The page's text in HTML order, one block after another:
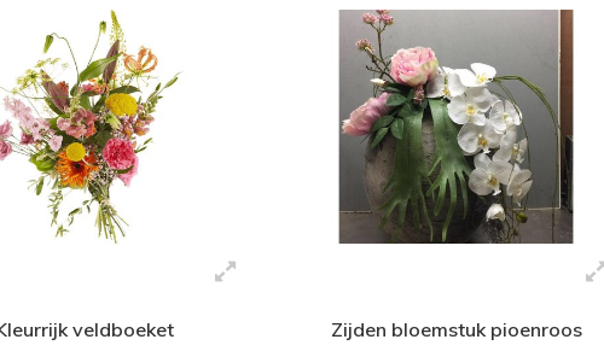
veldboeket Zijden bloemstuk pioenroos